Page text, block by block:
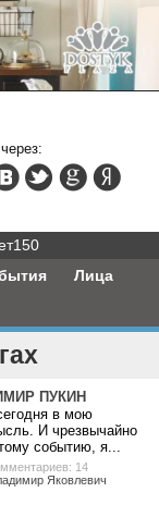
Лица
ПУКИН
в мою
И чрезвычайно
событию, я...
14
Яковлевич